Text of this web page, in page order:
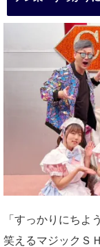
「すっかりにち
笑えるマジックＳ